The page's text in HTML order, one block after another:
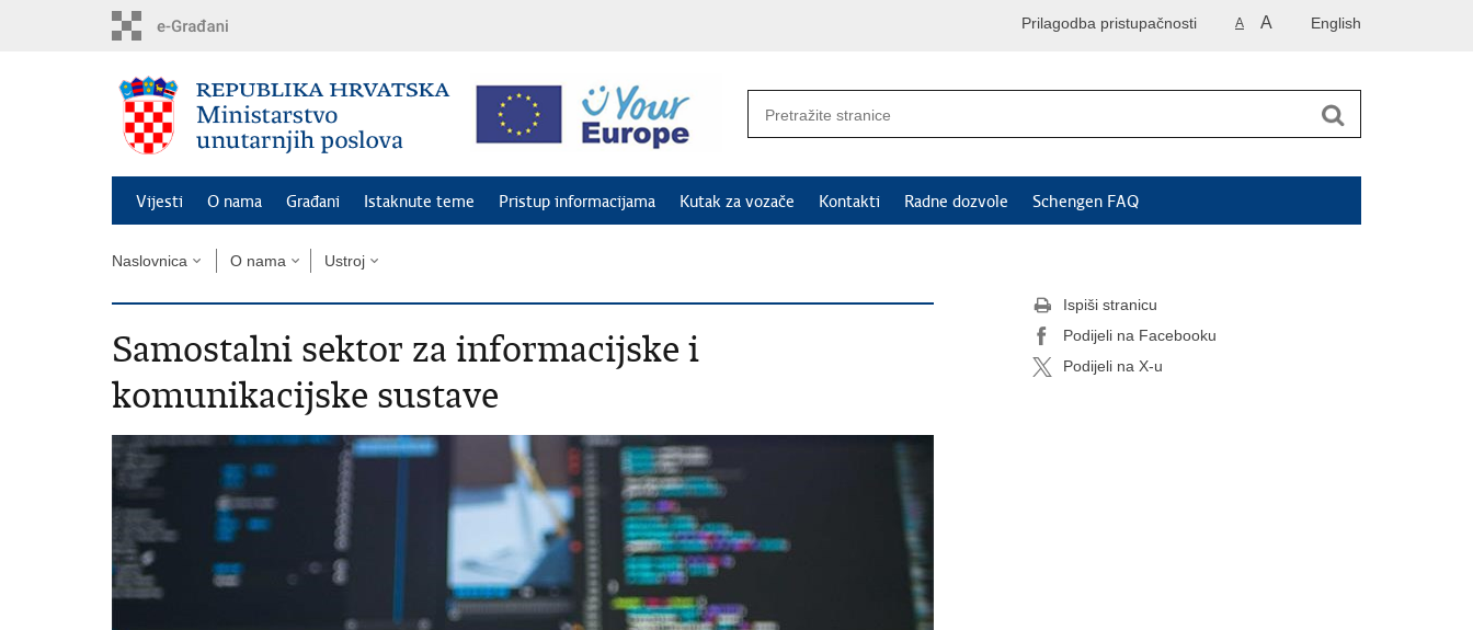
English
A A
Prilagodba pristupačnosti
Vijesti O nama Građani Istaknute teme Pristup informacijama Kutak za vozače Kontakti Radne dozvole Schengen FAQ
Naslovnica O nama Ustroj
Samostalni sektor za informacijske i
komunikacijske sustave
Ispiši stranicu
Podijeli na Facebooku
Podijeli na X-u